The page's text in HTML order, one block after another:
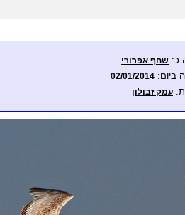
כ: שחף אפרורי
ביום: 02/01/2014
עמק זבולון